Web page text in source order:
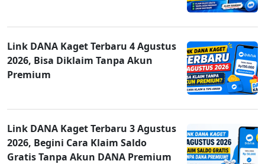
Link DANA Kaget Terbaru 4 Agustus
2026, Bisa Diklaim Tanpa Akun
Premium
Link DANA Kaget Terbaru 3 Agustus
2026, Begini Cara Klaim Saldo
Gratis Tanpa Akun DANA Premium